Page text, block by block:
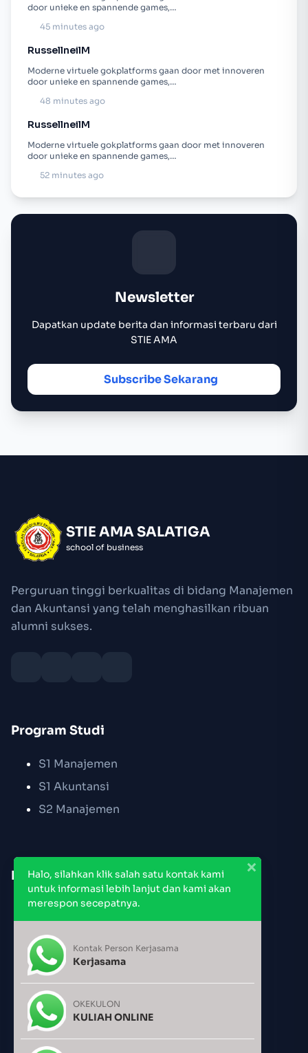
door unieke en spannende games,…
45 minutes ago
RussellneilM
Moderne virtuele gokplatforms gaan door met innoveren
door unieke en spannende games,…
48 minutes ago
RussellneilM
Moderne virtuele gokplatforms gaan door met innoveren
door unieke en spannende games,…
52 minutes ago
Newsletter
Dapatkan update berita dan informasi terbaru dari
STIE AMA
Subscribe Sekarang
STIE AMA SALATIGA
school of business
Perguruan tinggi berkualitas di bidang Manajemen
dan Akuntansi yang telah menghasilkan ribuan
alumni sukses.
Program Studi
S1 Manajemen
S1 Akuntansi
S2 Manajemen
Link Cepat
Pendaftaran PMB
Jadwal Kuliah
Jadwal Pemakaian Ruang
Kalender Akademik
Users Today : 156
Halo, silahkan klik salah satu kontak kami
untuk informasi lebih lanjut dan kami akan
merespon secepatnya.
Kontak Person Kerjasama
Kerjasama
OKEKULON
KULIAH ONLINE